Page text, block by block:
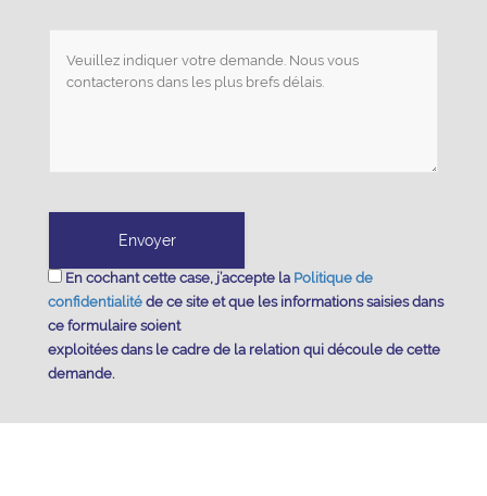
En cochant cette case, j’accepte la Politique de
confidentialité de ce site et que les informations saisies dans
ce formulaire soient
exploitées dans le cadre de la relation qui découle de cette
demande.